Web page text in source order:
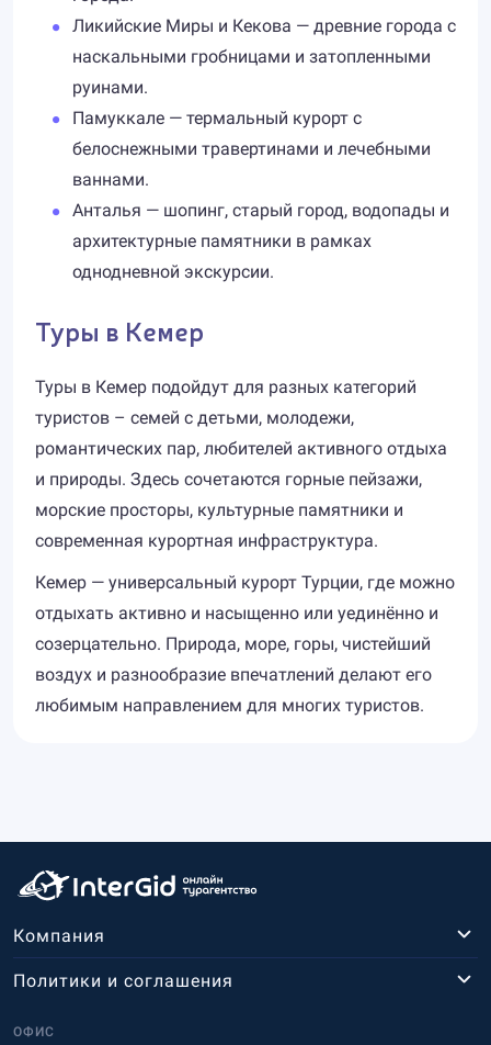
Ликийские Миры и Кекова — древние города с
наскальными гробницами и затопленными
руинами.
Памуккале — термальный курорт с
белоснежными травертинами и лечебными
ваннами.
Анталья — шопинг, старый город, водопады и
архитектурные памятники в рамках
однодневной экскурсии.
Туры в Кемер
Туры в Кемер подойдут для разных категорий
туристов – семей с детьми, молодежи,
романтических пар, любителей активного отдыха
и природы. Здесь сочетаются горные пейзажи,
морские просторы, культурные памятники и
современная курортная инфраструктура.
Кемер — универсальный курорт Турции, где можно
отдыхать активно и насыщенно или уединённо и
созерцательно. Природа, море, горы, чистейший
воздух и разнообразие впечатлений делают его
любимым направлением для многих туристов.
Компания
ОФИС
Политики и соглашения